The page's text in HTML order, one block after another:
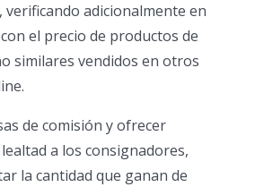
verificando adicionalmente en
el precio de productos de
similares vendidos en otros
de comisión y ofrecer
a los consignadores,
la cantidad que ganan de